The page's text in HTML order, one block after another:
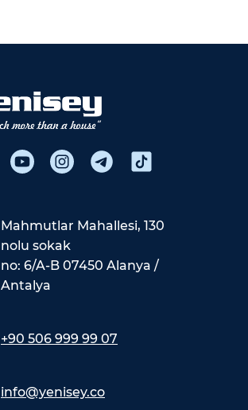
Mahmutlar Mahallesi, 130
nolu sokak
no: 6/A-B 07450 Alanya /
Antalya
+90 506 999 99 07
info@yenisey.co